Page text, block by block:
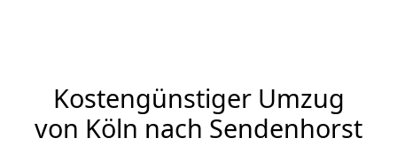
Kostengünstiger Umzug
von Köln nach Sendenhorst